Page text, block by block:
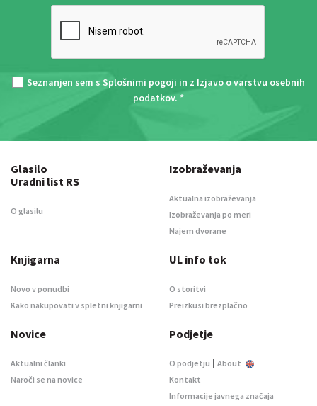
Seznanjen sem s Splošnimi pogoji in z Izjavo o varstvu osebnih
podatkov. *
Glasilo
Uradni list RS
O glasilu
Izobraževanja
Aktualna izobraževanja
Izobraževanja po meri
Najem dvorane
Knjigarna
Novo v ponudbi
Kako nakupovati v spletni knjigarni
UL info tok
O storitvi
Preizkusi brezplačno
Novice
Aktualni članki
Naroči se na novice
Podjetje
O podjetju | About
Kontakt
Informacije javnega značaja